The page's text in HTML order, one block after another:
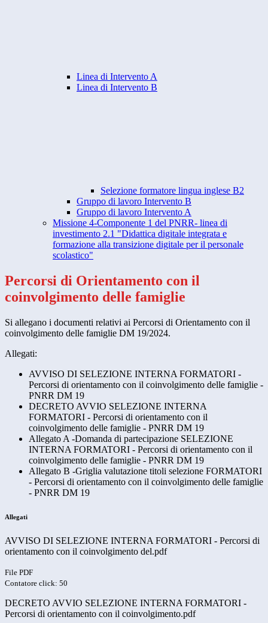
Linea di Intervento A
Linea di Intervento B
Selezione formatore lingua inglese B2
Gruppo di lavoro Intervento B
Gruppo di lavoro Intervento A
Missione 4-Componente 1 del PNRR- linea di
investimento 2.1 "Didattica digitale integrata e
formazione alla transizione digitale per il personale
scolastico"
Percorsi di Orientamento con il
coinvolgimento delle famiglie
Si allegano i documenti relativi ai Percorsi di Orientamento con il
coinvolgimento delle famiglie DM 19/2024.
Allegati:
AVVISO DI SELEZIONE INTERNA FORMATORI -
Percorsi di orientamento con il coinvolgimento delle famiglie -
PNRR DM 19
DECRETO AVVIO SELEZIONE INTERNA
FORMATORI - Percorsi di orientamento con il
coinvolgimento delle famiglie - PNRR DM 19
Allegato A -Domanda di partecipazione SELEZIONE
INTERNA FORMATORI - Percorsi di orientamento con il
coinvolgimento delle famiglie - PNRR DM 19
Allegato B -Griglia valutazione titoli selezione FORMATORI
- Percorsi di orientamento con il coinvolgimento delle famiglie
- PNRR DM 19
Allegati
AVVISO DI SELEZIONE INTERNA FORMATORI - Percorsi di
orientamento con il coinvolgimento del.pdf
File PDF
Contatore click: 50
DECRETO AVVIO SELEZIONE INTERNA FORMATORI -
Percorsi di orientamento con il coinvolgimento.pdf